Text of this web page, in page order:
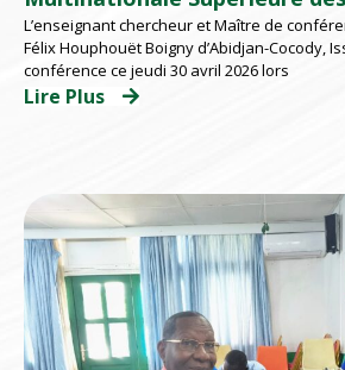
d’Abidjan répondent présents
L’enseignant chercheur et Maître de
Félix Houphouët Boigny d’Abidjan-Cocody,
conférence ce jeudi 30 avril 2026 lors
Lire Plus